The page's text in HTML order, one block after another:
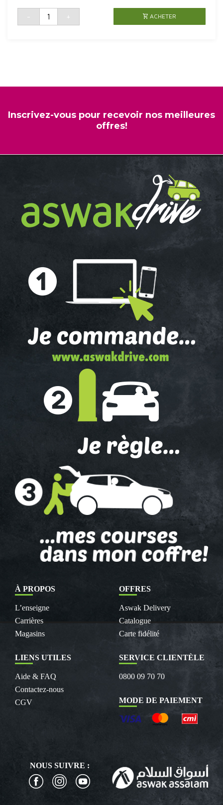
-
quantité
SOIN
+ ACHETER
Inscrivez-vous pour recevoir nos meilleures
offres!
À PROPOS
L’enseigne
Carrières
Magasins
OFFRES
Aswak Delivery
Catalogue
Carte fidélité
LIENS UTILES
Aide & FAQ
Contactez-nous
CGV
SERVICE CLIENTÈLE
0800 09 70 70
MODE DE PAIEMENT
NOUS SUIVRE :